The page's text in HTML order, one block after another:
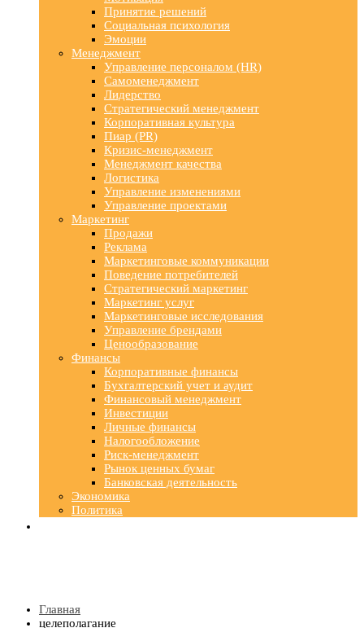
Принятие решений
Социальная психология
Эмоции
Менеджмент
Управление персоналом (HR)
Самоменеджмент
Лидерство
Стратегический менеджмент
Корпоративная культура
Пиар (PR)
Кризис-менеджмент
Менеджмент качества
Логистика
Управление изменениями
Управление проектами
Маркетинг
Продажи
Реклама
Маркетинговые коммуникации
Поведение потребителей
Стратегический маркетинг
Маркетинг услуг
Маркетинговые исследования
Управление брендами
Ценообразование
Финансы
Корпоративные финансы
Бухгалтерский учет и аудит
Финансовый менеджмент
Инвестиции
Личные финансы
Налогообложение
Риск-менеджмент
Рынок ценных бумаг
Банковская деятельность
Экономика
Политика
Главная
целеполагание